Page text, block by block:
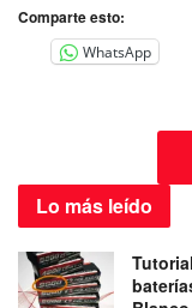
Comparte esto:
WhatsApp
Lo más leído